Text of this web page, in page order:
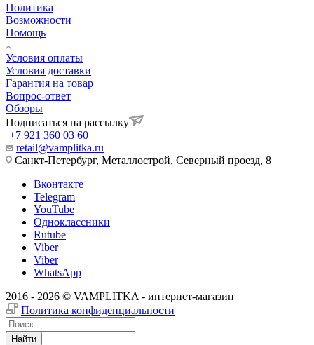
Политика
Возможности
Помощь
Условия оплаты
Условия доставки
Гарантия на товар
Вопрос-ответ
Обзоры
Подписаться на рассылку
+7 921 360 03 60
retail@vamplitka.ru
Санкт-Петербург, Металлострой, Северный проезд, 8
Вконтакте
Telegram
YouTube
Одноклассники
Rutube
Viber
Viber
WhatsApp
2016 - 2026 © VAMPLITKA - интернет-магазин
Политика конфиденциальности
Найти